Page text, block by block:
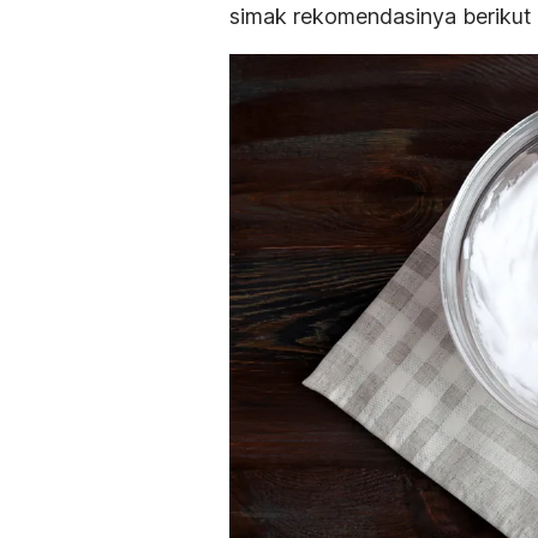
simak rekomendasinya berikut